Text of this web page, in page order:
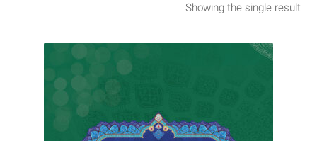
Shop
برگه نمونه
Showing the single result